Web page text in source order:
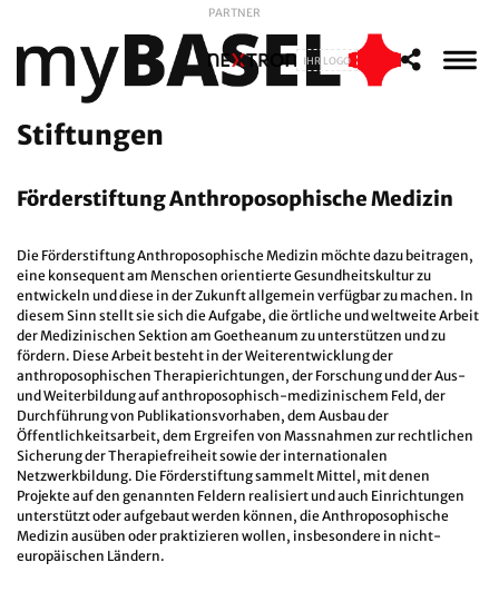
PARTNER
IHR LOGO
Stiftungen
Förderstiftung Anthroposophische Medizin
Die Förderstiftung Anthroposophische Medizin möchte dazu beitragen,
eine konsequent am Menschen orientierte Gesundheitskultur zu
entwickeln und diese in der Zukunft allgemein verfügbar zu machen. In
diesem Sinn stellt sie sich die Aufgabe, die örtliche und weltweite Arbeit
der Medizinischen Sektion am Goetheanum zu unterstützen und zu
fördern. Diese Arbeit besteht in der Weiterentwicklung der
anthroposophischen Therapierichtungen, der Forschung und der Aus-
und Weiterbildung auf anthroposophisch-medizinischem Feld, der
Durchführung von Publikationsvorhaben, dem Ausbau der
Öffentlichkeitsarbeit, dem Ergreifen von Massnahmen zur rechtlichen
Sicherung der Therapiefreiheit sowie der internationalen
Netzwerkbildung. Die Förderstiftung sammelt Mittel, mit denen
Projekte auf den genannten Feldern realisiert und auch Einrichtungen
unterstützt oder aufgebaut werden können, die Anthroposophische
Medizin ausüben oder praktizieren wollen, insbesondere in nicht-
europäischen Ländern.